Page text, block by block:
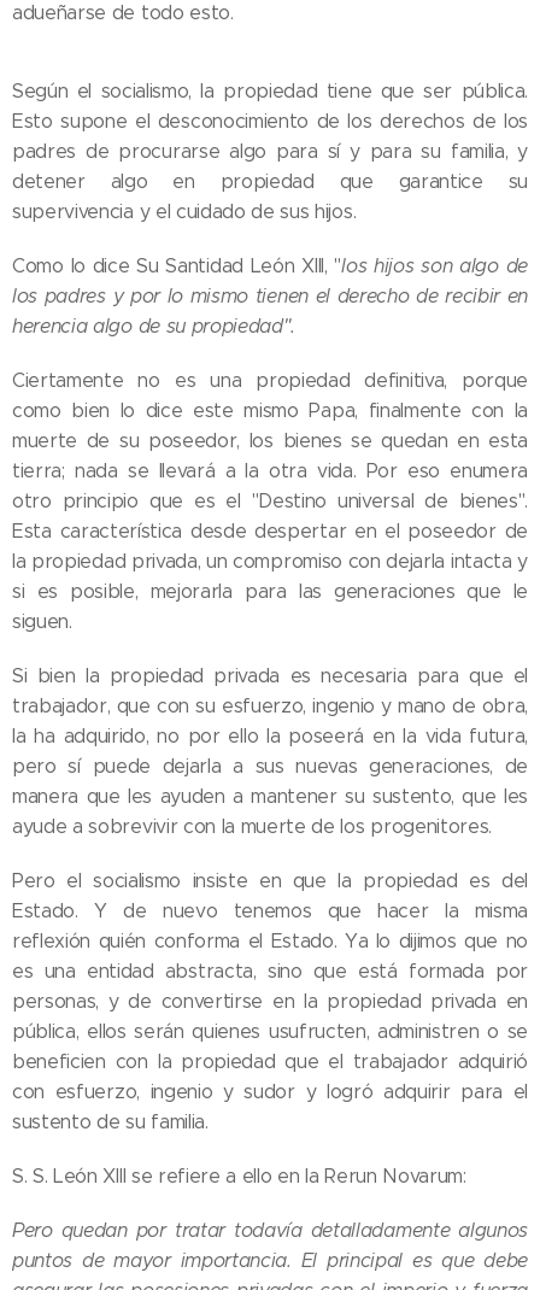
adueñarse de todo esto.
Según el socialismo, la propiedad tiene que ser pública.
Esto supone el desconocimiento de los derechos de los
padres de procurarse algo para sí y para su familia, y
detener algo en propiedad que garantice su
supervivencia y el cuidado de sus hijos.
Como lo dice Su Santidad León XIII, "los hijos son algo de
los padres y por lo mismo tienen el derecho de recibir en
herencia algo de su propiedad".
Ciertamente no es una propiedad definitiva, porque
como bien lo dice este mismo Papa, finalmente con la
muerte de su poseedor, los bienes se quedan en esta
tierra; nada se llevará a la otra vida. Por eso enumera
otro principio que es el "Destino universal de bienes".
Esta característica desde despertar en el poseedor de
la propiedad privada, un compromiso con dejarla intacta y
si es posible, mejorarla para las generaciones que le
siguen.
Si bien la propiedad privada es necesaria para que el
trabajador, que con su esfuerzo, ingenio y mano de obra,
la ha adquirido, no por ello la poseerá en la vida futura,
pero sí puede dejarla a sus nuevas generaciones, de
manera que les ayuden a mantener su sustento, que les
ayude a sobrevivir con la muerte de los progenitores.
Pero el socialismo insiste en que la propiedad es del
Estado. Y de nuevo tenemos que hacer la misma
reflexión quién conforma el Estado. Ya lo dijimos que no
es una entidad abstracta, sino que está formada por
personas, y de convertirse en la propiedad privada en
pública, ellos serán quienes usufructen, administren o se
beneficien con la propiedad que el trabajador adquirió
con esfuerzo, ingenio y sudor y logró adquirir para el
sustento de su familia.
S. S. León XIII se refiere a ello en la Rerun Novarum:
Pero quedan por tratar todavía detalladamente algunos
puntos de mayor importancia. El principal es que debe